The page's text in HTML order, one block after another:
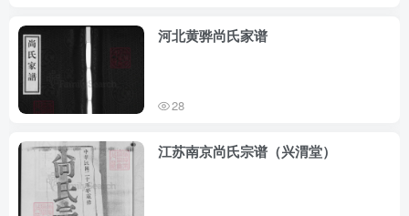
河北黄骅尚氏家谱
28
江苏南京尚氏宗谱（兴渭堂）